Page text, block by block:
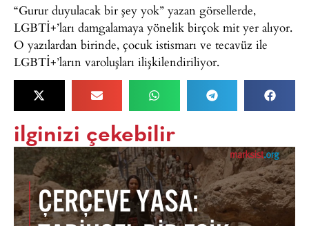
“Gurur duyulacak bir şey yok” yazan görsellerde,
LGBTİ+’ları damgalamaya yönelik birçok mit yer alıyor.
O yazılardan birinde, çocuk istismarı ve tecavüz ile
LGBTİ+’ların varoluşları ilişkilendiriliyor.
ilginizi çekebilir